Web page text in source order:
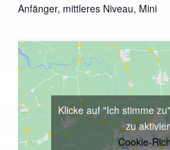
Anfänger, mittleres Niveau, Mini
Klicke auf "Ich stimme
zu
Cookie-